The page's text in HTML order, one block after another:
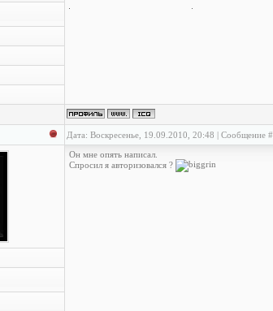
Дата: Воскресенье, 19.09.2010, 20:48 | Сообщение #
Он мне опять написал.
Спросил я авторизовался ?